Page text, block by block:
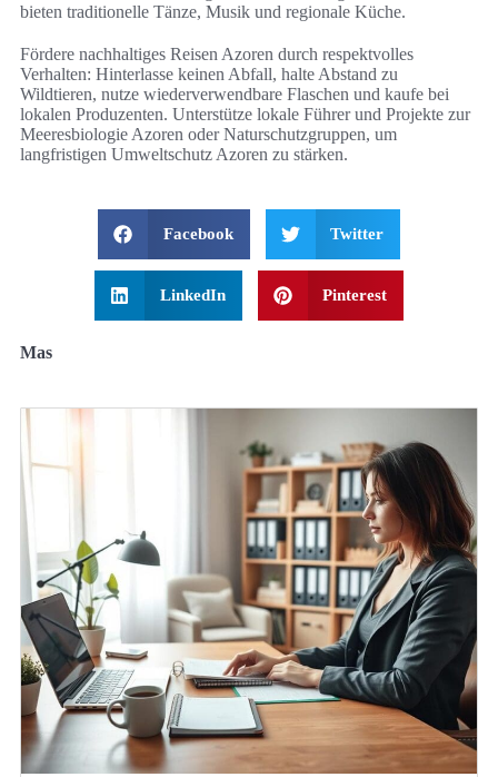
bieten traditionelle Tänze, Musik und regionale Küche.
Fördere nachhaltiges Reisen Azoren durch respektvolles
Verhalten: Hinterlasse keinen Abfall, halte Abstand zu
Wildtieren, nutze wiederverwendbare Flaschen und kaufe bei
lokalen Produzenten. Unterstütze lokale Führer und Projekte zur
Meeresbiologie Azoren oder Naturschutzgruppen, um
langfristigen Umweltschutz Azoren zu stärken.
Facebook Twitter
LinkedIn Pinterest
Mas